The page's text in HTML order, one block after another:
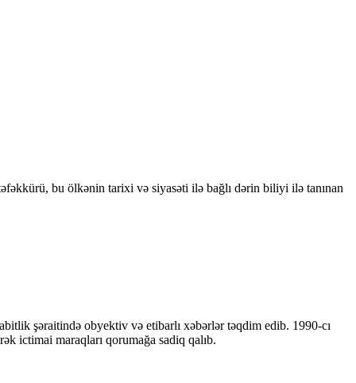
bu ölkənin tarixi və siyasəti ilə bağlı dərin biliyi ilə tanınan
şəraitində obyektiv və etibarlı xəbərlər təqdim edib. 1990-cı
ictimai maraqları qorumağa sadiq qalıb.